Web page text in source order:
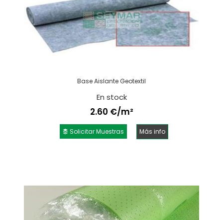
Base Aislante Geotextil
En stock
2.60 €/m²
Solicitar Muestras Más info